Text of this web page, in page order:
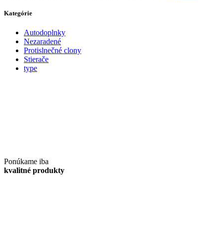
Kategórie
Autodoplnky
Nezaradené
Protislnečné clony
Stierače
type
Ponúkame iba
kvalitné produkty